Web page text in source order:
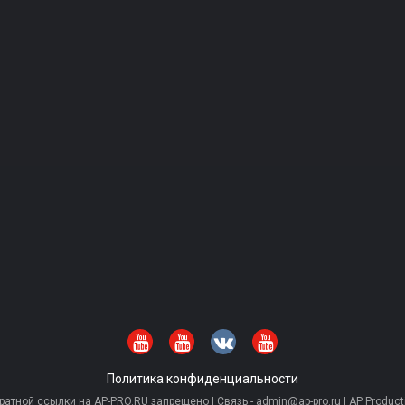
Политика конфиденциальности
ссылки на AP-PRO.RU запрещено | Связь - admin@ap-pro.ru | AP